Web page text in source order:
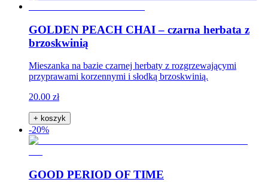
GOLDEN PEACH CHAI – czarna herbata z
brzoskwinią
Mieszanka na bazie czarnej herbaty z rozgrzewającymi
przyprawami korzennymi i słodką brzoskwinią.
20.00 zł
+ koszyk
-20%
GOOD PERIOD OF TIME